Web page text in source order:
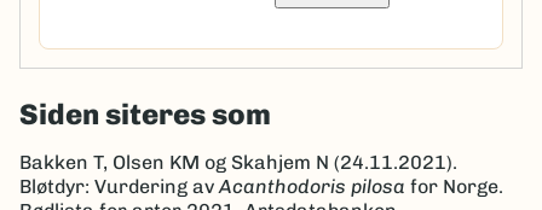
Siden siteres som
Bakken T, Olsen KM og Skahjem N (24.11.2021).
Bløtdyr: Vurdering avAcanthodoris pilosa for Norge.